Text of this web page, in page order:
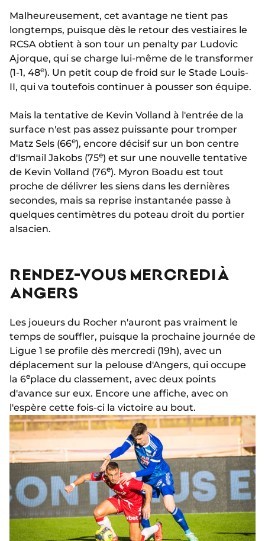
Malheureusement, cet avantage ne tient pas
longtemps, puisque dès le retour des vestiaires le
RCSA obtient à son tour un penalty par Ludovic
Ajorque, qui se charge lui-même de le transformer
(1-1, 48e). Un petit coup de froid sur le Stade Louis-
II, qui va toutefois continuer à pousser son équipe.
Mais la tentative de Kevin Volland à l'entrée de la
surface n'est pas assez puissante pour tromper
Matz Sels (66e), encore décisif sur un bon centre
d'Ismail Jakobs (75e) et sur une nouvelle tentative
de Kevin Volland (76e). Myron Boadu est tout
proche de délivrer les siens dans les dernières
secondes, mais sa reprise instantanée passe à
quelques centimètres du poteau droit du portier
alsacien.
RENDEZ-VOUS MERCREDI À
ANGERS
Les joueurs du Rocher n'auront pas vraiment le
temps de souffler, puisque la prochaine journée de
Ligue 1 se profile dès mercredi (19h), avec un
déplacement sur la pelouse d'Angers, qui occupe
la 6eplace du classement, avec deux points
d'avance sur eux. Encore une affiche, avec on
l'espère cette fois-ci la victoire au bout.